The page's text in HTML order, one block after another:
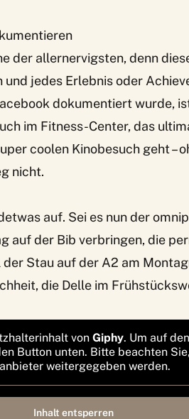
der allernervigsten, denn
jedes Erlebnis oder
dokumentiert wurde,
im Fitness-Center, das
coolen Kinobesuch geht –
nicht.
auf. Sei es nun der
auf der Bib verbringen, die
Stau auf der A2 am
die Delle im
von Giphy. Um auf
Button unten. Bitte beachten
weitergegeben werden.
Inhalt entsperren